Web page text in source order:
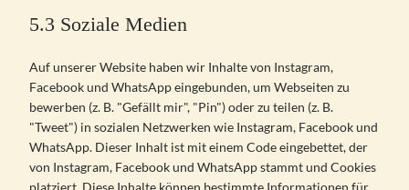
5.3 Soziale Medien
Auf unserer Website haben wir Inhalte von Instagram,
Facebook und WhatsApp eingebunden, um Webseiten zu
bewerben (z. B. "Gefällt mir", "Pin") oder zu teilen (z. B.
"Tweet") in sozialen Netzwerken wie Instagram, Facebook und
WhatsApp. Dieser Inhalt ist mit einem Code eingebettet, der
von Instagram, Facebook und WhatsApp stammt und Cookies
platziert. Diese Inhalte können bestimmte Informationen für